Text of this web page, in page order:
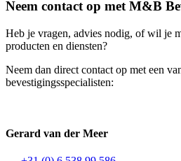
Neem contact op met M&B
Heb je vragen, advies nodig, of wil je
producten en diensten?
Neem dan direct contact op met een
bevestigingsspecialisten:
Gerard van der Meer